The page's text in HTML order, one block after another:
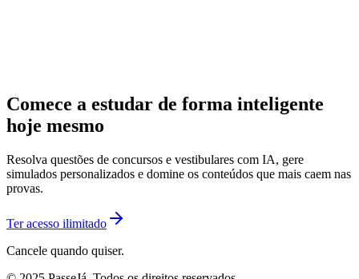
Comece a estudar de forma inteligente
hoje mesmo
Resolva questões de concursos e vestibulares com IA, gere
simulados personalizados e domine os conteúdos que mais caem nas
provas.
Ter acesso ilimitado
Cancele quando quiser.